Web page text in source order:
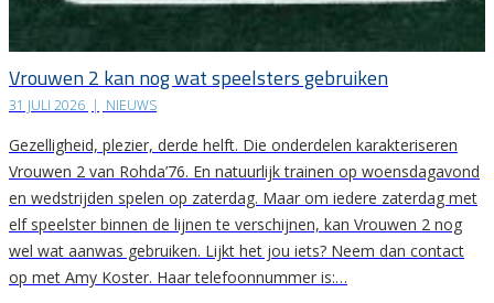
Vrouwen 2 kan nog wat speelsters gebruiken
31 JULI 2026 | NIEUWS
Gezelligheid, plezier, derde helft. Die onderdelen karakteriseren
Vrouwen 2 van Rohda’76. En natuurlijk trainen op woensdagavond
en wedstrijden spelen op zaterdag. Maar om iedere zaterdag met
elf speelster binnen de lijnen te verschijnen, kan Vrouwen 2 nog
wel wat aanwas gebruiken. Lijkt het jou iets? Neem dan contact
op met Amy Koster. Haar telefoonnummer is:…